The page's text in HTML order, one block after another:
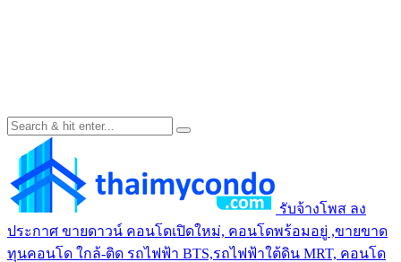
รับจ้างโพส ลง
ประกาศ ขายดาวน์ คอนโดเปิดใหม่, คอนโดพร้อมอยู่ ,ขายขาด
ทุนคอนโด ใกล้-ติด รถไฟฟ้า BTS,รถไฟฟ้าใต้ดิน MRT, คอนโด